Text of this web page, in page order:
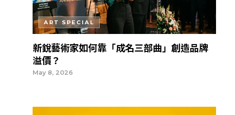
ART SPECIAL
新銳藝術家如何靠「成名三部曲」創造品牌
溢價？
May 8, 2026